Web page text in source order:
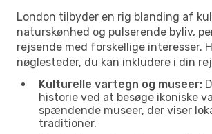
London tilbyder en rig blanding af
naturskønhed og pulserende byliv,
rejsende med forskellige interesser.
nøglesteder, du kan inkludere i din
Kulturelle vartegn og museer:
historie ved at besøge ikoniske
spændende museer, der viser
traditioner.